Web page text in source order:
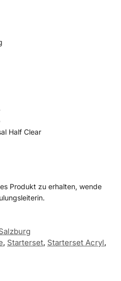
Half Clear
Produkt zu erhalten, wende
, Starterset, Starterset Acryl,